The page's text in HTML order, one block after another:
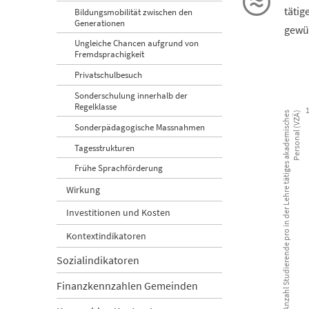
View
The chart
The chart
Anzahl Studierende pro in der Lehre tätiges akademischesPersonal (VZÄ)
Bildungsmobilität zwischen den
Generationen
Ungleiche Chancen aufgrund von
Fremdsprachigkeit
Privatschulbesuch
Sonderschulung innerhalb der
Regelklasse
Sonderpädagogische Massnahmen
Tagesstrukturen
Frühe Sprachförderung
Wirkung
Investitionen und Kosten
Kontextindikatoren
Sozialindikatoren
Finanzkennzahlen Gemeinden